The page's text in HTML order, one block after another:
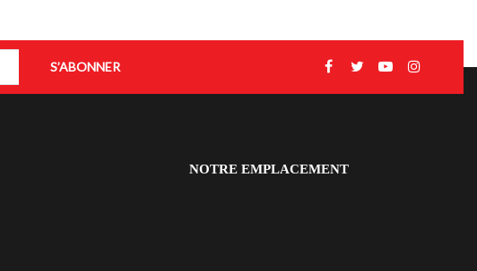
S’ABONNER
NOTRE EMPLACEMENT